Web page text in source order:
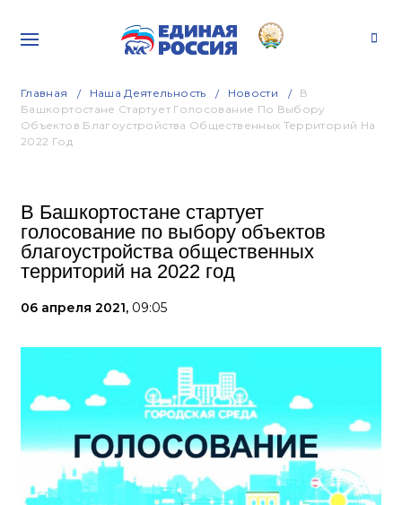
Главная Наша Деятельность Новости
В
Башкортостане Стартует Голосование По Выбору
Объектов Благоустройства Общественных Территорий На
2022 Год
В Башкортостане стартует
голосование по выбору объектов
благоустройства общественных
территорий на 2022 год
06 апреля 2021, 09:05